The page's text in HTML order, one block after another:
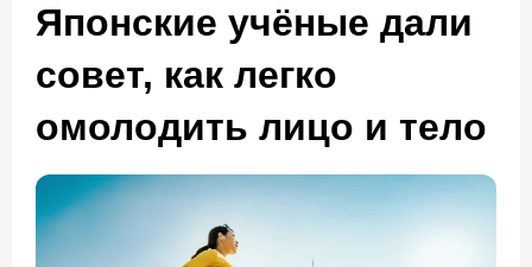
Японские учёные дали
совет, как легко
омолодить лицо и тело